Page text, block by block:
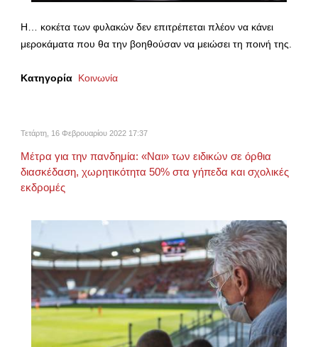
Η… κοκέτα των φυλακών δεν επιτρέπεται πλέον να κάνει
μεροκάματα που θα την βοηθούσαν να μειώσει τη ποινή της.
Κατηγορία Κοινωνία
Τετάρτη, 16 Φεβρουαρίου 2022 17:37
Μέτρα για την πανδημία: «Ναι» των ειδικών σε όρθια
διασκέδαση, χωρητικότητα 50% στα γήπεδα και σχολικές
εκδρομές